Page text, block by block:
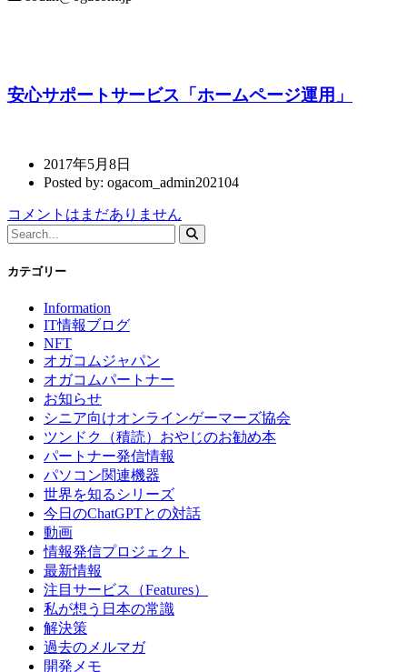
安心サポートサービス「ホームページ運用」
2017年5月8日
Posted by: ogacom_admin202104
コメントはまだありません
カテゴリー
Information
IT情報ブログ
NFT
オガコムジャパン
オガコムパートナー
お知らせ
シニア向けオンラインゲーマーズ協会
ツンドク（積読）おやじのお勧め本
パートナー発信情報
パソコン関連機器
世界を知るシリーズ
今日のChatGPTとの対話
動画
情報発信プロジェクト
最新情報
注目サービス（Features）
私が想う日本の常識
解決策
過去のメルマガ
開発メモ